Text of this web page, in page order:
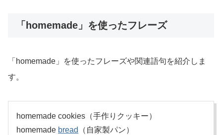
「homemade」を使ったフレーズ
「homemade」を使ったフレーズや関連語句を紹介しま
す。
homemade cookies（手作りクッキー）
homemade bread
（自家製パン）